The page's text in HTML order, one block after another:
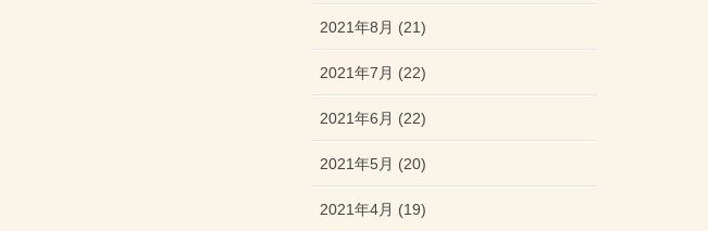
2021年8月 (21)
2021年7月 (22)
2021年6月 (22)
2021年5月 (20)
2021年4月 (19)